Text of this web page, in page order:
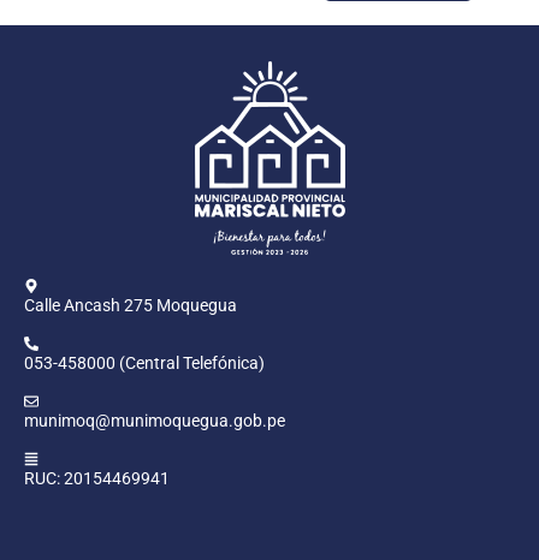
Calle Ancash 275 Moquegua
053-458000 (Central Telefónica)
munimoq@munimoquegua.gob.pe
RUC: 20154469941